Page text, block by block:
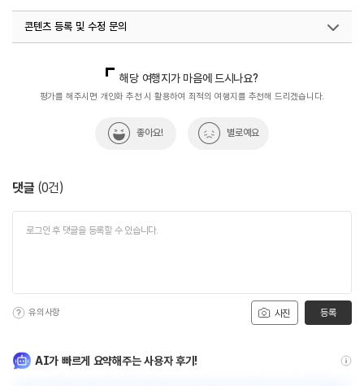
콘텐츠 등록 및 수정 문의
해당 여행지가 마음에 드시나요?
평가를 해주시면 개인화 추천 시 활용하여 최적의 여행지를 추천해 드리겠습니다.
좋아요! 별로예요
댓글 (0건)
사진
유의사항 등록
AI가 빠르게 요약해주는 사용자 후기!